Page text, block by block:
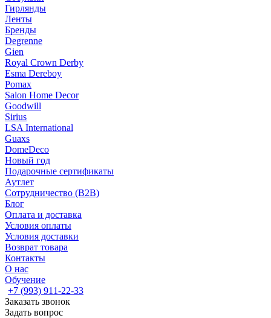
Гирлянды
Ленты
Бренды
Degrenne
Gien
Royal Crown Derby
Esma Dereboy
Pomax
Salon Home Decor
Goodwill
Sirius
LSA International
Guaxs
DomeDeco
Новый год
Подарочные сертификаты
Аутлет
Сотрудничество (B2B)
Блог
Оплата и доставка
Условия оплаты
Условия доставки
Возврат товара
Контакты
О нас
Обучение
+7 (993) 911-22-33
Заказать звонок
Задать вопрос